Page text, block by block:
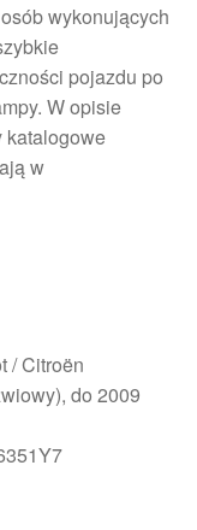
wykonujących
pojazdu po
W opisie
katalogowe
w
/ Citroën
do 2009